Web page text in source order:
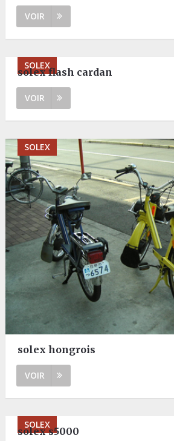
VOIR
SOLEX
solex flash cardan
VOIR
SOLEX
solex hongrois
VOIR
SOLEX
solex s5000